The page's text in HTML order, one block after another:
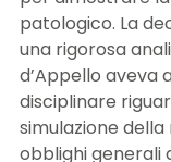
patologico. La
una rigorosa
d’Appello
disciplinare
simulazione
obblighi generali